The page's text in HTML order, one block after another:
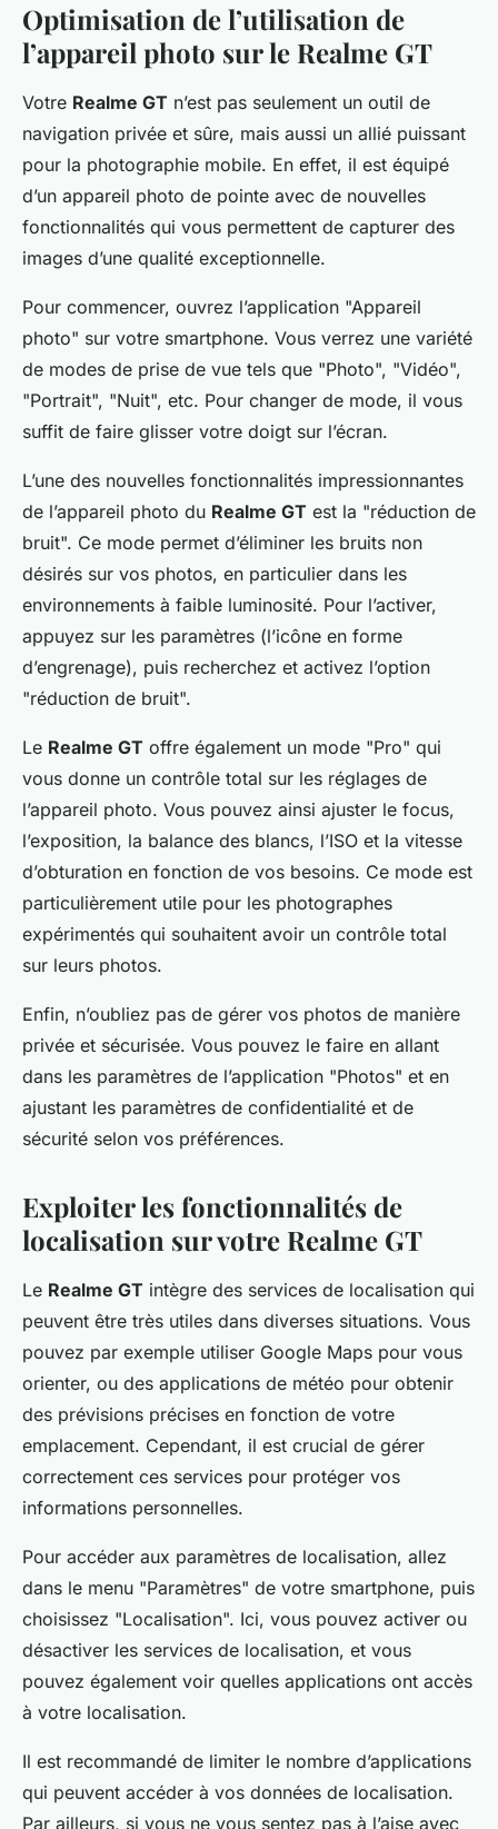
Optimisation de l’utilisation de
l’appareil photo sur le Realme GT
Votre Realme GT n’est pas seulement un outil de
navigation privée et sûre, mais aussi un allié puissant
pour la photographie mobile. En effet, il est équipé
d’un appareil photo de pointe avec de nouvelles
fonctionnalités qui vous permettent de capturer des
images d’une qualité exceptionnelle.
Pour commencer, ouvrez l’application "Appareil
photo" sur votre smartphone. Vous verrez une variété
de modes de prise de vue tels que "Photo", "Vidéo",
"Portrait", "Nuit", etc. Pour changer de mode, il vous
suffit de faire glisser votre doigt sur l’écran.
L’une des nouvelles fonctionnalités impressionnantes
de l’appareil photo du Realme GT est la "réduction de
bruit". Ce mode permet d’éliminer les bruits non
désirés sur vos photos, en particulier dans les
environnements à faible luminosité. Pour l’activer,
appuyez sur les paramètres (l’icône en forme
d’engrenage), puis recherchez et activez l’option
"réduction de bruit".
Le Realme GT offre également un mode "Pro" qui
vous donne un contrôle total sur les réglages de
l’appareil photo. Vous pouvez ainsi ajuster le focus,
l’exposition, la balance des blancs, l’ISO et la vitesse
d’obturation en fonction de vos besoins. Ce mode est
particulièrement utile pour les photographes
expérimentés qui souhaitent avoir un contrôle total
sur leurs photos.
Enfin, n’oubliez pas de gérer vos photos de manière
privée et sécurisée. Vous pouvez le faire en allant
dans les paramètres de l’application "Photos" et en
ajustant les paramètres de confidentialité et de
sécurité selon vos préférences.
Exploiter les fonctionnalités de
localisation sur votre Realme GT
Le Realme GT intègre des services de localisation qui
peuvent être très utiles dans diverses situations. Vous
pouvez par exemple utiliser Google Maps pour vous
orienter, ou des applications de météo pour obtenir
des prévisions précises en fonction de votre
emplacement. Cependant, il est crucial de gérer
correctement ces services pour protéger vos
informations personnelles.
Pour accéder aux paramètres de localisation, allez
dans le menu "Paramètres" de votre smartphone, puis
choisissez "Localisation". Ici, vous pouvez activer ou
désactiver les services de localisation, et vous
pouvez également voir quelles applications ont accès
à votre localisation.
Il est recommandé de limiter le nombre d’applications
qui peuvent accéder à vos données de localisation.
Par ailleurs, si vous ne vous sentez pas à l’aise avec